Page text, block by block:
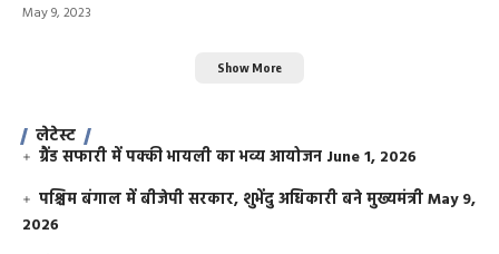
May 9, 2023
Show More
लेटेस्ट
ग्रैंड सफारी में पक्की भायली का भव्य आयोजन June 1, 2026
पश्चिम बंगाल में बीजेपी सरकार, शुभेंदु अधिकारी बने मुख्यमंत्रीMay 9,
2026